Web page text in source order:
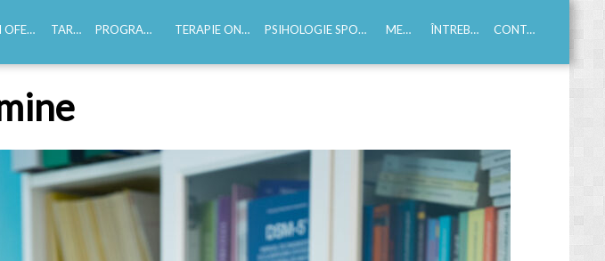
TARIFE PROGRAMĂRI TERAPIE ONLINE PSIHOLOGIE SPORTIVA MEDIA ÎNTREBĂRI CONTACT